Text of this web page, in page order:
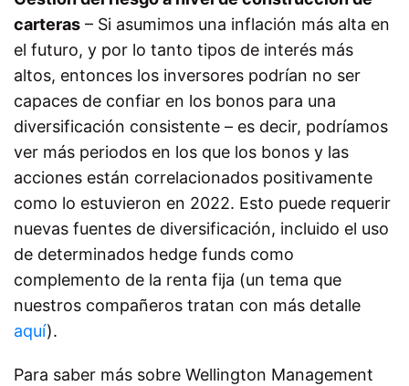
carteras – Si asumimos una inflación más alta en
el futuro, y por lo tanto tipos de interés más
altos, entonces los inversores podrían no ser
capaces de confiar en los bonos para una
diversificación consistente – es decir, podríamos
ver más periodos en los que los bonos y las
acciones están correlacionados positivamente
como lo estuvieron en 2022. Esto puede requerir
nuevas fuentes de diversificación, incluido el uso
de determinados hedge funds como
complemento de la renta fija (un tema que
nuestros compañeros tratan con más detalle
aquí).
Para saber más sobre Wellington Management